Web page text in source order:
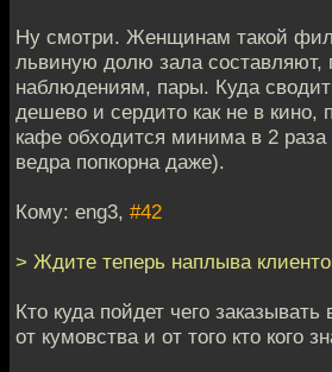
Ну смотри. Женщинам такой
львиную долю зала
наблюдениям, пары. Куда
дешево и сердито как не в кино,
кафе обходится минима в 2
ведра попкорна даже).
Кому: eng3, #42
> Ждите теперь наплыва
Кто куда пойдет чего
от кумовства и от того кто кого